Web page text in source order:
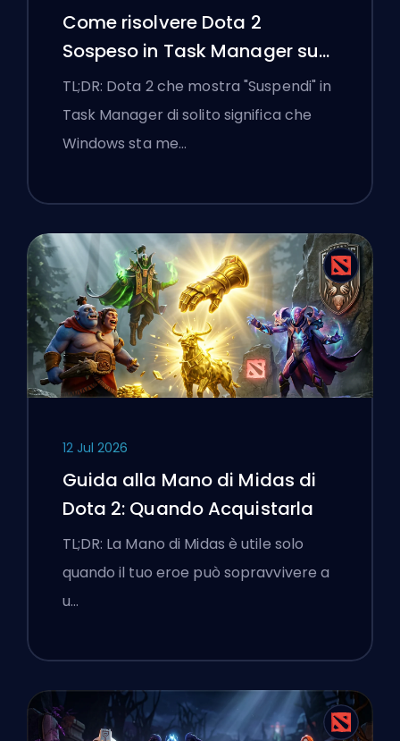
Come risolvere Dota 2
Sospeso in Task Manager su
un laptop Windows
TL;DR: Dota 2 che mostra "Suspendi" in
Task Manager di solito significa che
Windows sta me…
12 Jul 2026
Guida alla Mano di Midas di
Dota 2: Quando Acquistarla
TL;DR: La Mano di Midas è utile solo
quando il tuo eroe può sopravvivere a
u…